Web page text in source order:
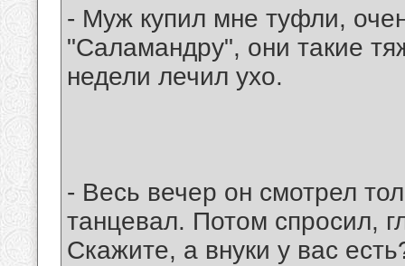
- Муж купил мне туфли,
"Саламандру", они такие
недели лечил ухо.
- Весь вечер он смотрел
танцевал. Потом спросил,
Скажите, а внуки у вас